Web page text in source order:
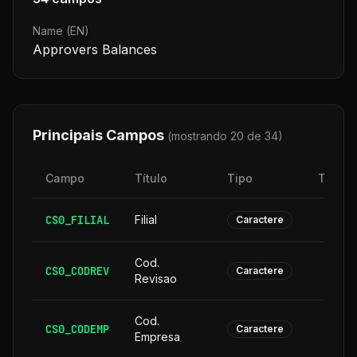
Name (EN)
Approvers Balances
Principais Campos (mostrando 20 de 34)
Campo Título Tipo
CS0_FILIAL Filial Caractere
CS0_CODREV
Cod.
Revisao
Caractere
CS0_CODEMP
Cod.
Empresa
Caractere